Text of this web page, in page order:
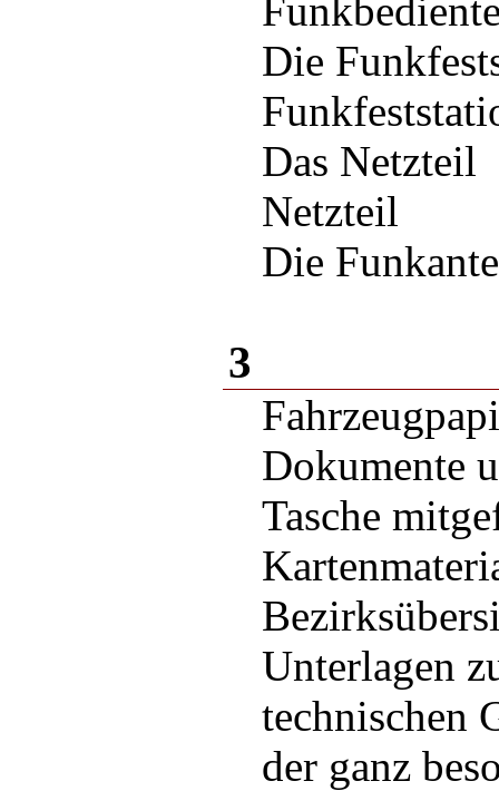
Die
Das Netzteil
Netzteil
Die
3
Dokumente
Tasche
Unterlagen
technischen
der ganz